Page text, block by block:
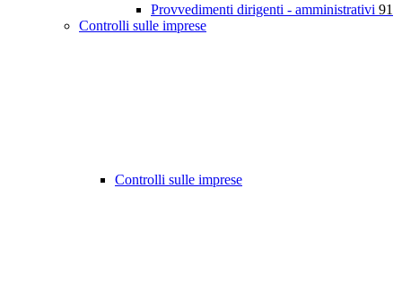
Provvedimenti dirigenti - amministrativi 91
Controlli sulle imprese
Controlli sulle imprese